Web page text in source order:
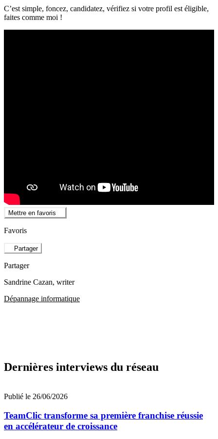
C’est simple, foncez, candidatez, vérifiez si votre profil est éligible,
faites comme moi !
Mettre en favoris
Favoris
Partager
Partager
Sandrine Cazan, writer
Dépannage informatique
Dernières interviews du réseau
Publié le 26/06/2026
TeamClic transforme sa première franchise réussie
en accélérateur de croissance